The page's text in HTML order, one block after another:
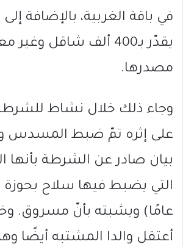
في باقة الغربية، بالإضافة
يقدّر بـ400 ألف شاقل
مصدرها.
وجاء ذلك خلال نشاط للشرطة
على إثره تمّ ضبط المسدس
بيان صادر عن الشرطة بأنها
عامًا) ويشبته بأنّ مسروق.
أعتقل والدا المشتبه أيضًا